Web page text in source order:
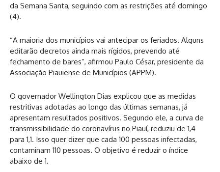
da Semana Santa, seguindo com as restrições até domingo
(4).
“A maioria dos municípios vai antecipar os feriados. Alguns
editarão decretos ainda mais rígidos, prevendo até
fechamento de bares”, afirmou Paulo César, presidente da
Associação Piauiense de Municípios (APPM).
O governador Wellington Dias explicou que as medidas
restritivas adotadas ao longo das últimas semanas, já
apresentam resultados positivos. Segundo ele, a curva de
transmissibilidade do coronavírus no Piauí, reduziu de 1,4
para 1,1. Isso quer dizer que cada 100 pessoas infectadas,
contaminam 110 pessoas. O objetivo é reduzir o índice
abaixo de 1.